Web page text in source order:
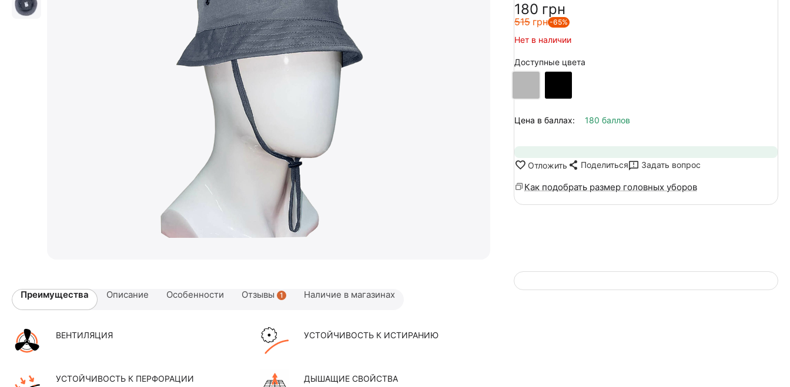
‍180‍ грн
‍515‍ грн -65%
Нет в наличии
Доступные цвета
Цена в баллах: 180 баллов
Отложить Поделиться Задать вопрос
Как подобрать размер головных уборов
Преимущества Описание Особенности Отзывы 1 Наличие в магазинах
ВЕНТИЛЯЦИЯ УСТОЙЧИВОСТЬ К ИСТИРАНИЮ
УСТОЙЧИВОСТЬ К ПЕРФОРАЦИИ ДЫШАЩИЕ СВОЙСТВА